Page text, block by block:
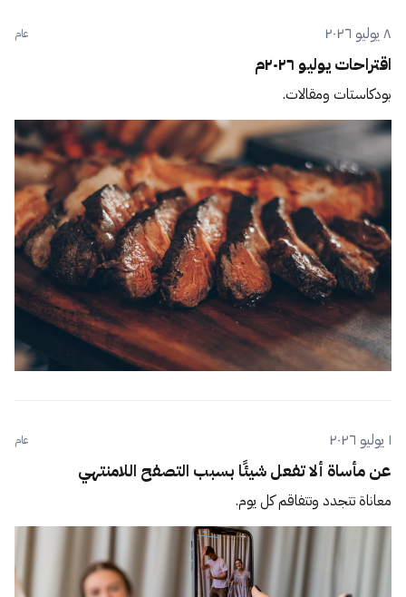
٨ يوليو ٢٠٢٦ عام
اقتراحات يوليو ٢٠٢٦م
بودكاستات ومقالات.
١ يوليو ٢٠٢٦ عام
عن مأساة ألا تفعل شيئًا بسبب التصفح اللامنتهي
معاناة تتجدد وتتفاقم كل يوم.